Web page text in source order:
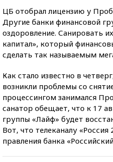
ЦБ отобрал лицензию у
Другие банки финансовой
оздоровление. Санировать
капитал», который
сделать так называемым
Как стало известно в
возникли проблемы со
процессингом занимался
санатор обещает, что к 17
группы «Лайф» будет
Вот, что телеканалу «Россия
правления банка